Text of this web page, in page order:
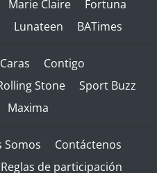
Marie Claire
Fortuna
Lunateen BATimes
Caras
Contigo
Stone
Sport Buzz
Maxima
Somos
Contáctenos
Reglas de participación